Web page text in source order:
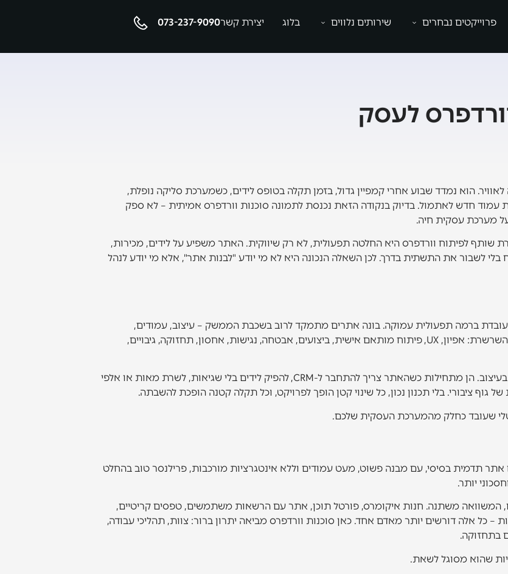
פרוייקטים נבחרים שירותים נלווים בלוג יצירת קשר073-237-9090
לעסק
הוא נמדד שבוע אחרי קמפיין גדול, בזמן תקלה בטופס לידים, כשמערכת סליקה נופלת,
חדש לאתמול. בדיוק בנקודה הזאת נכנסת לתמונה סוכנות וורדפרס אמיתית – לא ספק
מערכת עסקית חיה.
שותף לפיתוח וורדפרס היא החלטה תפעולית, לא רק שיווקית. האתר משפיע על לידים, מכירות,
בלי לשבור את התשתית בדרך. לכן השאלה הנכונה היא לא מי יודע "לבנות אתר", אלא מי יודע לנהל
שעובדת ברמה תפעולית עמוקה. בונה אתרים מתמקד לרוב בשכבת הממשק – עיצוב, עמודים,
תוספים ותוכן. סוכנות רצינית צריכה להסתכל על כל השרשרת: אפיון, UX, פיתוח מותאם אישית, ביצועים, אבטחה, נגישות, אחסון, תחזוקה, גיבויים,
זה חשוב כי רוב הבעיות המשמעותיות לא מתחילות בעיצוב. הן מתחילות כשהאתר צריך להתחבר ל-CRM, להפיק לידים בלי שגיאות, לשרת מאות או אלפי
ציבורי. בלי תכנון נכון, כל שינוי קטן הופך לפרויקט, וכל תקלה קטנה הופכת להשבתה.
שעובד כחלק מהמערכת העסקית שלכם.
תדמית בסיסי, עם מבנה פשוט, מעט עמודים וללא אינטגרציות מורכבות, פרילנסר טוב בהחלט
יותר.
המשוואה משתנה. חנות איקומרס, פורטל תוכן, אתר עם הרשאות משתמשים, טפסים קריטיים,
– כל אלה דורשים יותר מאדם אחד. כאן סוכנות וורדפרס מביאה יתרון ברור: צוות, תהליכי עבודה,
בתחזוקה.
שהוא מסוגל לשאת.